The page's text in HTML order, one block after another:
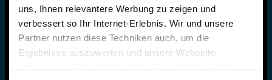
uns, Ihnen relevantere Werbung zu zeigen und
verbessert so Ihr Internet-Erlebnis. Wir und unsere
Partner nutzen diese Techniken auch, um die
Ergebnisse auszuwerten und unsere Webseite
Sie haben Fragen zur Schule?
Schulleitung & Geschäftsführung